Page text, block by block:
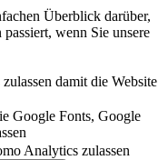
Überblick darüber,
wenn Sie unsere
damit die Website
Google Fonts, Google
Analytics zulassen